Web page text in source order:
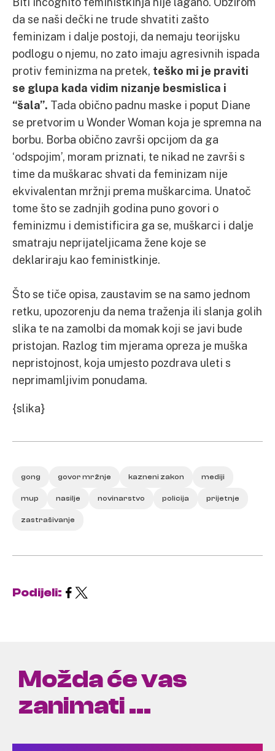
da se naši dečki ne trude shvatiti zašto
feminizam i dalje postoji, da nemaju teorijsku
podlogu o njemu, no zato imaju agresivnih ispada
protiv feminizma na pretek, teško mi je praviti
se glupa kada vidim nizanje besmislica i
“šala”. Tada obično padnu maske i poput Diane
se pretvorim u Wonder Woman koja je spremna na
borbu. Borba obično završi opcijom da ga
‘odspojim’, moram priznati, te nikad ne završi s
time da muškarac shvati da feminizam nije
ekvivalentan mržnji prema muškarcima. Unatoč
tome što se zadnjih godina puno govori o
feminizmu i demistificira ga se, muškarci i dalje
smatraju neprijateljicama žene koje se
deklariraju kao feministkinje.
Što se tiče opisa, zaustavim se na samo jednom
retku, upozorenju da nema traženja ili slanja golih
slika te na zamolbi da momak koji se javi bude
pristojan. Razlog tim mjerama opreza je muška
nepristojnost, koja umjesto pozdrava uleti s
neprimamljivim ponudama.
{slika}
gong govor mržnje kazneni zakon mediji
mup nasilje novinarstvo policija prijetnje
zastrašivanje
Podijeli:
Možda će vas
zanimati ...